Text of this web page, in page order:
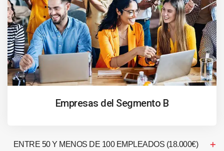
Empresas del Segmento B
ENTRE 50 Y MENOS DE 100 EMPLEADOS (18.000€)